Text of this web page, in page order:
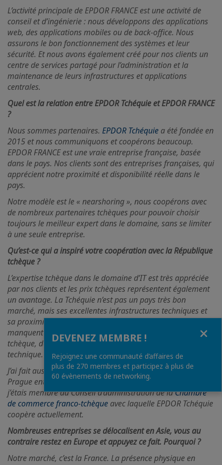
L’activité principale de EPDOR FRANCE est une activité de
conseil et d’ingénierie : nous développons des applications
web, des applications mobiles ou de back-office. Nous
assurons le bon fonctionnement des systèmes et leur
sécurité. Et nous avons également créé pour nos clients un
centre de services partagé pour l’administration et la
maintenance de leurs infrastructures et applications
centrales.
Quel est la relation entre EPDOR Tchéquie et EPDOR FRANCE
?
Nous sommes partenaires. EPDOR Tchéquie a été fondée en
2015 et nous communiquons et coopérons beaucoup.
EPDOR FRANCE est une vraie entreprise française, basée
dans le pays. Nos clients sont des entreprises françaises, qui
apprécient notre proximité et disponibilité réelle dans le
pays.
Notre modèle est le « nearshoring », nous coopérons avec
de nombreux partenaires tchèques pour pouvoir choisir
toujours le meilleur expert dans le domaine, sans se limiter
à une seule entreprise.
Qu’est-ce qui a inspiré votre coopération avec la République
tchèque ?
L’expertise tchèque dans le domaine d’IT est très appréciée
par nos clients et les prix tchèques représentent également
un avantage. La Tchéquie n’est pas un pays très bon
marché, mais ses excellentes infrastructures techniques et
sa proximité le rendent intéressant. En France, les sociétés
manquent de ressources, mais on les a en République
tchèque, des gens bien formés avec un très bon background
technique.
J’ai fait aussi une expérience personnelle en habitant à
Prague entre 2003 et 2006. Une partie de cette période,
j’étais membre du Conseil d’administration de laChambre
de commerce franco-tchèque avec laquelle EPDOR Tchéquie
coopère actuellement.
Nombreuses entreprises se délocalisent en Asie, vous au
contraire restez en Europe et appuyez ce fait. Pourquoi ?
Notre marché, c’est la France. La présence physique en
DEVENEZ MEMBRE !
Rejoignez une communauté d’affaires de
plus de 270 membres et participez à plus de
60 évènements de networking.